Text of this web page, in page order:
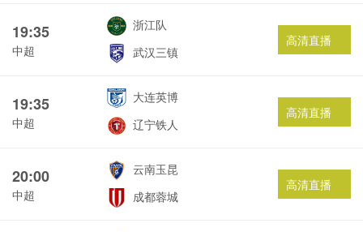
19:35
中超
浙江队
武汉三镇
高清直播
19:35
中超
大连英博
辽宁铁人
高清直播
20:00
中超
云南玉昆
成都蓉城
高清直播